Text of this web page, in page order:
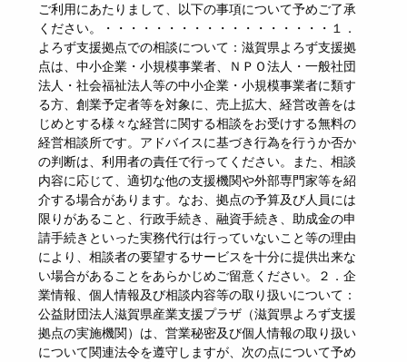
ご利用にあたりまして、以下の事項について予めご了承
ください。・・・・・・・・・・・・・・・・・・１．
よろず支援拠点での相談について：滋賀県よろず支援拠
点は、中小企業・小規模事業者、ＮＰＯ法人・一般社団
法人・社会福祉法人等の中小企業・小規模事業者に類す
る方、創業予定者等を対象に、売上拡大、経営改善をは
じめとする様々な経営に関する相談をお受けする無料の
経営相談所です。アドバイスに基づき行為を行うか否か
の判断は、利用者の責任で行ってください。また、相談
内容に応じて、適切な他の支援機関や外部専門家等を紹
介する場合があります。なお、拠点の予算及び人員には
限りがあること、行政手続き、融資手続き、助成金の申
請手続きといった実務代行は行っていないこと等の理由
により、相談者の要望するサービスを十分に提供出来な
い場合があることをあらかじめご留意ください。２．企
業情報、個人情報及び相談内容等の取り扱いについて：
公益財団法人滋賀県産業支援プラザ（滋賀県よろず支援
拠点の実施機関）は、営業秘密及び個人情報の取り扱い
について関連法令を遵守しますが、次の点について予め